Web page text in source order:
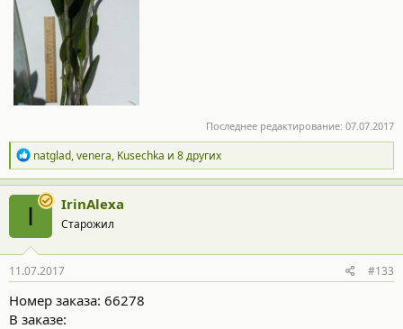
Последнее редактирование: 07.07.2017
Р
е
а
к
и
:
natglad,venera, Kusechka и 8 других
I IrinAlexa
Старожил
11.07.2017 #133
Номер заказа: 66278
В заказе: